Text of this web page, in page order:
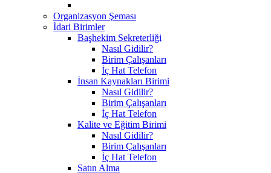
Organizasyon Şeması
İdari Birimler
Başhekim Sekreterliği
Nasıl Gidilir?
Birim Çalışanları
İç Hat Telefon
İnsan Kaynakları Birimi
Nasıl Gidilir?
Birim Çalışanları
İç Hat Telefon
Kalite ve Eğitim Birimi
Nasıl Gidilir?
Birim Çalışanları
İç Hat Telefon
Satın Alma